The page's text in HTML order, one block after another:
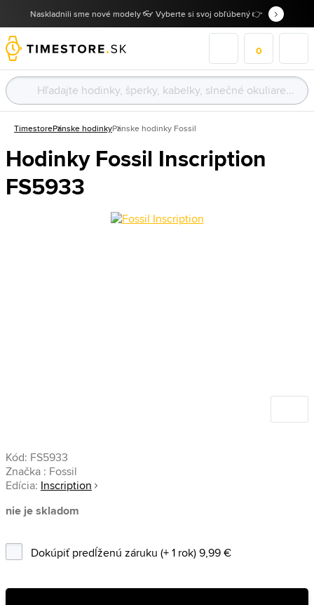
Naskladnili sme nové modely 👓 Vyberte si svoj obľúbený 👉
0
TimestorePánske hodinkyPánske hodinky Fossil
Hodinky Fossil Inscription
FS5933
Kód: FS5933
Značka : Fossil
Edícia: Inscription
nie je skladom
Dokúpiť predĺženú záruku (+ 1 rok) 9,99 €